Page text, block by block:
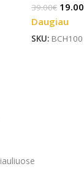
39.00€ 19.00
Daugiau
SKU: BCH100